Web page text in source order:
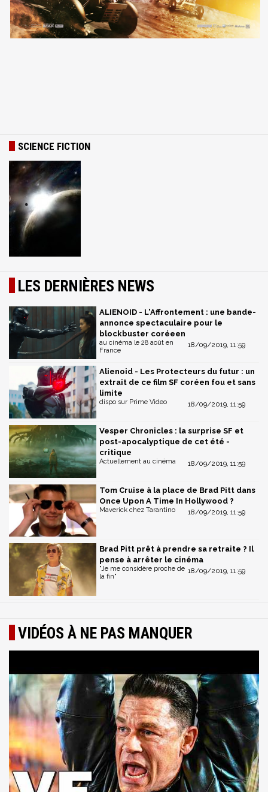
SCIENCE FICTION
LES DERNIÈRES NEWS
ALIENOID - L'Affrontement : une bande-
annonce spectaculaire pour le
blockbuster coréeen
18/09/2019, 11:59
au cinéma le 28 août en
France
Alienoid - Les Protecteurs du futur : un
extrait de ce film SF coréen fou et sans
limite
18/09/2019, 11:59
dispo sur Prime Video
Vesper Chronicles : la surprise SF et
post-apocalyptique de cet été -
critique
18/09/2019, 11:59
Actuellement au cinéma
Tom Cruise à la place de Brad Pitt dans
Once Upon A Time In Hollywood ?
18/09/2019, 11:59
Maverick chez Tarantino
Brad Pitt prêt à prendre sa retraite ? Il
pense à arrêter le cinéma
18/09/2019, 11:59
"Je me considère proche de
la fin"
VIDÉOS À NE PAS MANQUER